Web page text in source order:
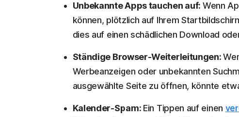
Unbekannte Apps tauchen auf: Wenn
können, plötzlich auf Ihrem
dies auf einen schädlichen Download
Ständige Browser-Weiterleitungen:
Werbeanzeigen oder unbekannten
ausgewählte Seite zu öffnen, könnte
Kalender-Spam: Ein Tippen auf einen